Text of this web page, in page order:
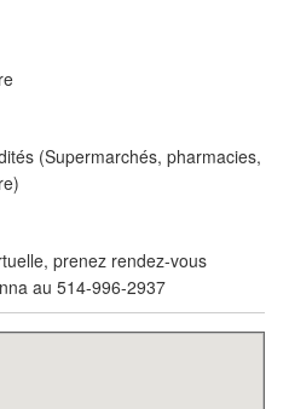
(Supermarchés, pharmacies,
prenez rendez-vous
au 514-996-2937